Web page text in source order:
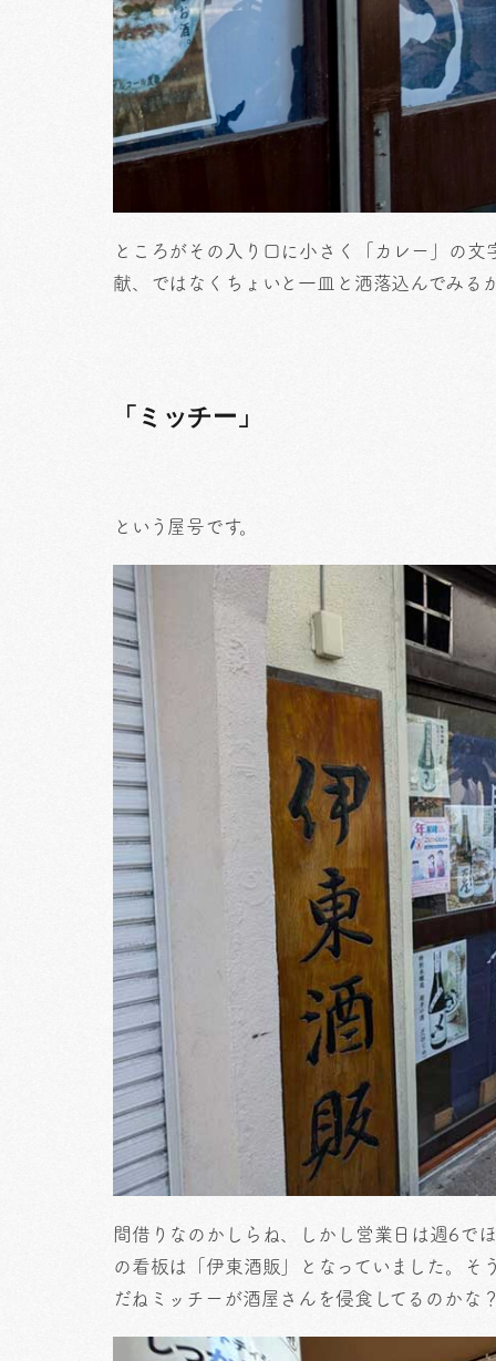
ところがその入り口に小さく「カレー」の
献、ではなくちょいと一皿と洒落込んでみる
「ミッチー」
という屋号です。
間借りなのかしらね、しかし営業日は週6で
の看板は「伊東酒販」となっていました。
だねミッチーが酒屋さんを侵食してるのかな